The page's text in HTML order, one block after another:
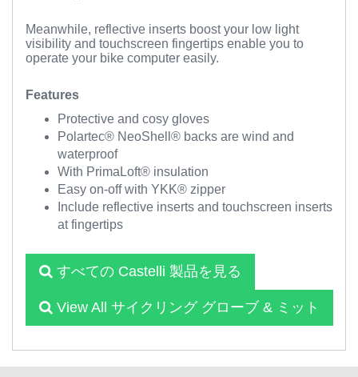
Meanwhile, reflective inserts boost your low light
visibility and touchscreen fingertips enable you to
operate your bike computer easily.
Features
Protective and cosy gloves
Polartec® NeoShell® backs are wind and
waterproof
With PrimaLoft® insulation
Easy on-off with YKK® zipper
Include reflective inserts and touchscreen inserts
at fingertips
すべての Castelli 製品を見る
View All サイクリング グローブ & ミット